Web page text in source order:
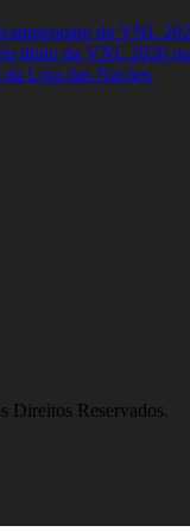
da VNL
título da VNL 2026
Liga das Nações
Direitos Reservados.